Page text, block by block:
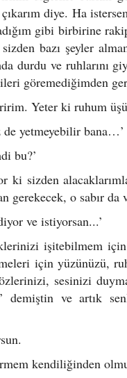
diye. Ha
gibi birbirine
bazı şeyler
durdu ve ruhlarını
göremediğimden
Yeter ki ruhum
yetmeyebilir bana…’
bu?’
sizden alacaklarımla
gerekecek, o sabır da
ve istiyorsan...’
işitebilmem için
için yüzünüzü,
sesinizi
demiştin ve artık
kendiliğinden